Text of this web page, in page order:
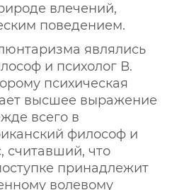
влечений,
поведением.
являлись
и психолог В.
психическая
высшее выражение
всего в
философ и
считавший, что
принадлежит
волевому